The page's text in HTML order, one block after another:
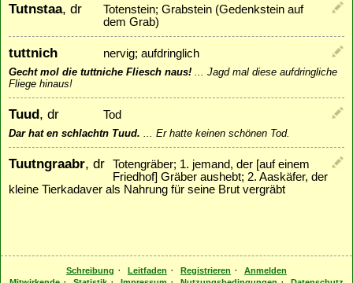
Tutnstaa, dr
Totenstein; Grabstein (Gedenkstein auf
dem Grab)
tuttnich nervig; aufdringlich
Gecht mol die tuttniche Fliesch naus! ... Jagd mal diese aufdringliche
Fliege hinaus!
Tuud, dr Tod
Dar hat en schlachtn Tuud. ... Er hatte keinen schönen Tod.
Tuutngraabr, dr
Totengräber; 1. jemand, der [auf einem
Friedhof] Gräber aushebt; 2. Aaskäfer, der
kleine Tierkadaver als Nahrung für seine Brut vergräbt
Schreibung · Leitfaden · Registrieren ·
Anmelden